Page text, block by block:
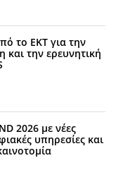
το ΕΚΤ για την
και την ερευνητική
2026 με νέες
υπηρεσίες και